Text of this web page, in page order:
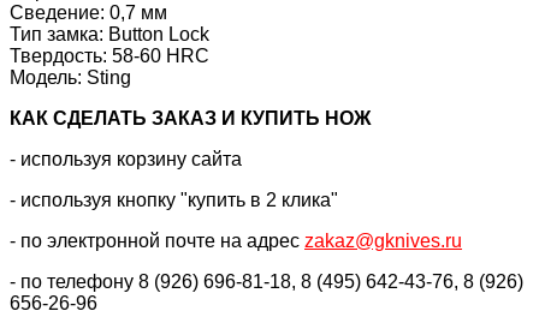
Сведение: 0,7 мм
Тип замка: Button Lock
Твердость: 58-60 HRC
Модель: Sting
КАК CДЕЛАТЬ ЗАКАЗ И КУПИТЬ НОЖ
- используя корзину сайта
- используя кнопку "купить в 2 клика"
- по электронной почте на адрес zakaz@gknives.ru
- по телефону 8 (926) 696-81-18, 8 (495) 642-43-76, 8 (926)
656-26-96